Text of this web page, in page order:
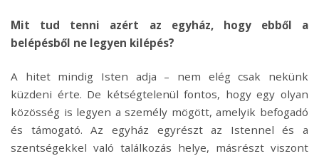
Mit tud tenni azért az egyház, hogy ebből a
belépésből ne legyen kilépés?
A hitet mindig Isten adja – nem elég csak nekünk
küzdeni érte. De kétségtelenül fontos, hogy egy olyan
közösség is legyen a személy mögött, amelyik befogadó
és támogató. Az egyház egyrészt az Istennel és a
szentségekkel való találkozás helye, másrészt viszont